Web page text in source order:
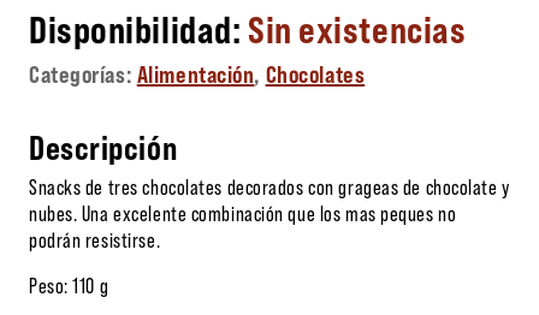
Sin existencias
Categorías: Alimentación, Chocolates
Descripción
Snacks de tres chocolates decorados con grageas de chocolate y
nubes. Una excelente combinación que los mas peques no
podrán resistirse.
Peso: 110 g